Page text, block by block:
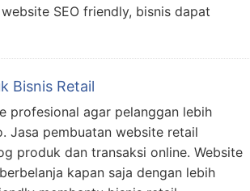
SEO friendly, bisnis dapat
Bisnis Retail
profesional agar pelanggan lebih
Jasa pembuatan website retail
produk dan transaksi online. Website
kapan saja dengan lebih